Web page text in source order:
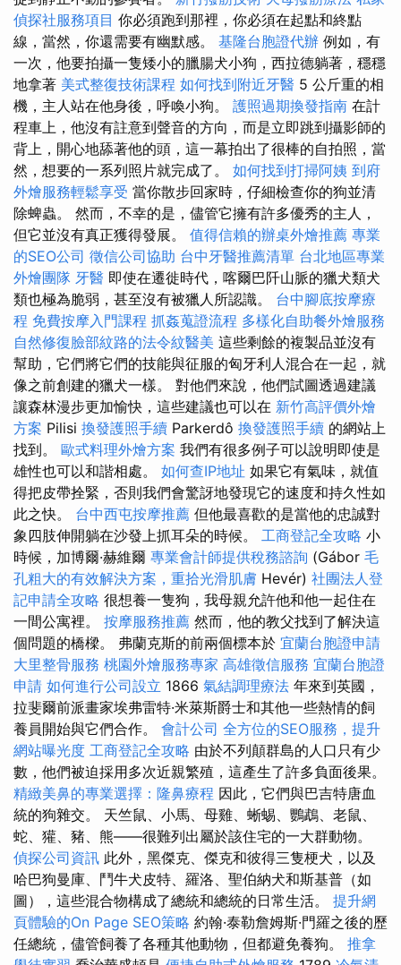
偵探社服務項目 你必須跑到那裡，你必須在起點和終點
線，當然，你還需要有幽默感。 基隆台胞證代辦 例如，有
一次，他要拍攝一隻矮小的臘腸犬小狗，西拉德躺著，穩穩
地拿著 美式整復技術課程 如何找到附近牙醫 5 公斤重的相
機，主人站在他身後，呼喚小狗。 護照過期換發指南 在計
程車上，他沒有註意到聲音的方向，而是立即跳到攝影師的
背上，開心地舔著他的頭，這一幕拍出了很棒的自拍照，當
然，想要的一系列照片就完成了。 如何找到打掃阿姨 到府
外燴服務輕鬆享受 當你散步回家時，仔細檢查你的狗並清
除蜱蟲。 然而，不幸的是，儘管它擁有許多優秀的主人，
但它並沒有真正獲得發展。 值得信賴的辦桌外燴推薦 專業
的SEO公司 徵信公司協助 台中牙醫推薦清單 台北地區專業
外燴團隊 牙醫 即使在遷徙時代，喀爾巴阡山脈的獵犬類犬
類也極為脆弱，甚至沒有被獵人所認識。 台中腳底按摩療
程 免費按摩入門課程 抓姦蒐證流程 多樣化自助餐外燴服務
自然修復臉部紋路的法令紋醫美 這些剩餘的複製品並沒有
幫助，它們將它們的技能與征服的匈牙利人混合在一起，就
像之前創建的獵犬一樣。 對他們來說，他們試圖透過建議
讓森林漫步更加愉快，這些建議也可以在 新竹高評價外燴
方案 Pilisi 換發護照手續 Parkerdô 換發護照手續 的網站上
找到。 歐式料理外燴方案 我們有很多例子可以說明即使是
雄性也可以和諧相處。 如何查IP地址 如果它有氣味，就值
得把皮帶拴緊，否則我們會驚訝地發現它的速度和持久性如
此之快。 台中西屯按摩推薦 但他最喜歡的是當他的忠誠對
象四肢伸開躺在沙發上抓耳朵的時候。 工商登記全攻略 小
時候，加博爾·赫維爾 專業會計師提供稅務諮詢 (Gábor 毛
孔粗大的有效解決方案，重拾光滑肌膚 Hevér) 社團法人登
記申請全攻略 很想養一隻狗，我母親允許他和他一起住在
一間公寓裡。 按摩服務推薦 然而，他的教父找到了解決這
個問題的橋樑。 弗蘭克斯的前兩個標本於 宜蘭台胞證申請
大里整骨服務 桃園外燴服務專家 高雄徵信服務 宜蘭台胞證
申請 如何進行公司設立 1866 氣結調理療法 年來到英國，
拉斐爾前派畫家埃弗雷特·米萊斯爵士和其他一些熱情的飼
養員開始與它們合作。 會計公司 全方位的SEO服務，提升
網站曝光度 工商登記全攻略 由於不列顛群島的人口只有少
數，他們被迫採用多次近親繁殖，這產生了許多負面後果。
精緻美鼻的專業選擇：隆鼻療程 因此，它們與巴吉特唐血
統的狗雜交。 天竺鼠、小馬、母雞、蜥蜴、鸚鵡、老鼠、
蛇、獾、豬、熊——很難列出屬於該住宅的一大群動物。
偵探公司資訊 此外，黑傑克、傑克和彼得三隻梗犬，以及
哈巴狗曼庫、鬥牛犬皮特、羅洛、聖伯納犬和斯基普（如
圖），這些混合物構成了總統和總統的日常生活。 提升網
頁體驗的On Page SEO策略 約翰·泰勒詹姆斯·門羅之後的歷
任總統，儘管飼養了各種其他動物，但都避免養狗。 推拿